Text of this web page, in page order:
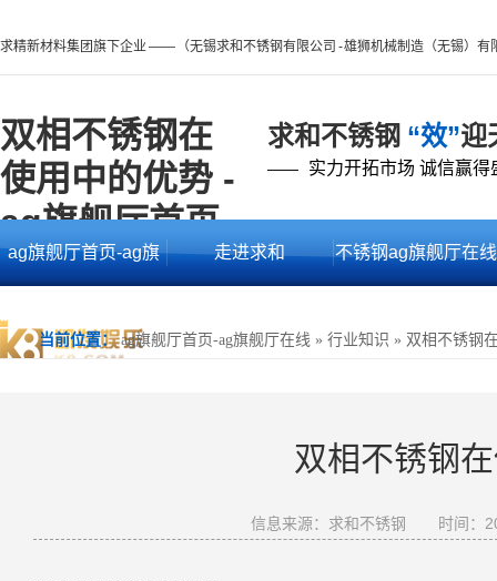
求精新材料集团旗下企业 —— （无锡求和不锈钢有限公司 - 雄狮机械制造（无锡）有
双相不锈钢在
使用中的优势 -
ag旗舰厅首页
求和不锈钢 “效”迎
—— 实力开拓市场 诚信赢得
ag旗舰厅首页-ag旗 走进求和 不锈钢ag旗舰厅在线
当前位置： ag旗舰厅首页-ag旗舰厅在线 » 行业知识 » 双相不锈钢
双相不锈钢
信息来源：求和不锈钢 时间：